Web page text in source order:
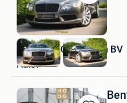
Bewaren
in
Mijn
Favorieten
Exclusive Car Design BV
Aalst